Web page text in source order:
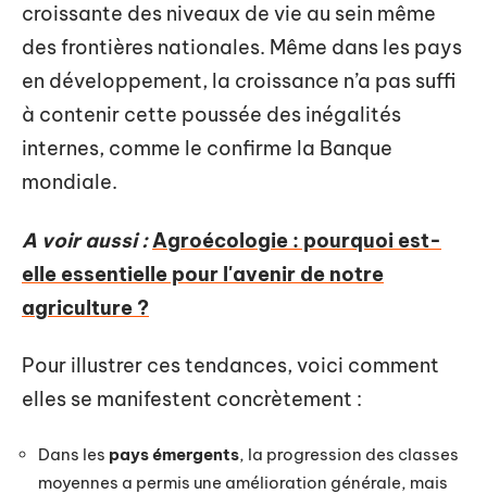
croissante des niveaux de vie au sein même
des frontières nationales. Même dans les pays
en développement, la croissance n’a pas suffi
à contenir cette poussée des inégalités
internes, comme le confirme la Banque
mondiale.
A voir aussi : Agroécologie : pourquoi est-
elle essentielle pour l'avenir de notre
agriculture ?
Pour illustrer ces tendances, voici comment
elles se manifestent concrètement :
Dans les pays émergents, la progression des classes
moyennes a permis une amélioration générale, mais